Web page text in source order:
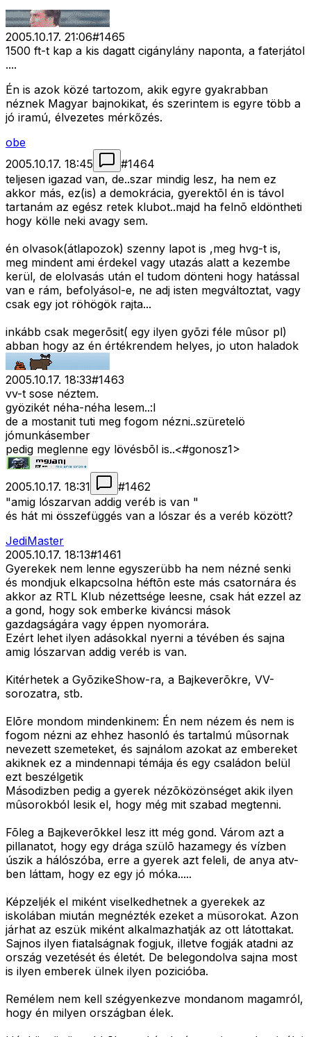
2005.10.17. 21:06#1465
1500 ft-t kap a kis dagatt cigánylány naponta, a faterjátol
....
Én is azok közé tartozom, akik egyre gyakrabban
néznek Magyar bajnokikat, és szerintem is egyre több a
jó iramú, élvezetes mérkőzés.
obe
2005.10.17. 18:45
#1464
teljesen igazad van, de..szar mindig lesz, ha nem ez
akkor más, ez(is) a demokrácia, gyerektõl én is távol
tartanám az egész retek klubot..majd ha felnõ eldöntheti
hogy kölle neki avagy sem.
én olvasok(átlapozok) szenny lapot is ,meg hvg-t is,
meg mindent ami érdekel vagy utazás alatt a kezembe
kerül, de elolvasás után el tudom dönteni hogy hatással
van e rám, befolyásol-e, ne adj isten megváltoztat, vagy
csak egy jot röhögök rajta...
inkább csak megerõsit( egy ilyen gyõzi féle mûsor pl)
abban hogy az én értékrendem helyes, jo uton haladok
2005.10.17. 18:33#1463
vv-t sose néztem.
gyözikét néha-néha lesem..:l
de a mostanit tuti meg fogom nézni..szüretelö
jómunkásember
pedig meglenne egy lövésbõl is..<#gonosz1>
2005.10.17. 18:31 #1462
"amig lószarvan addig veréb is van "
és hát mi összefüggés van a lószar és a veréb között?
JediMaster
2005.10.17. 18:13#1461
Gyerekek nem lenne egyszerübb ha nem nézné senki
és mondjuk elkapcsolna héftõn este más csatornára és
akkor az RTL Klub nézettsége leesne, csak hát ezzel az
a gond, hogy sok emberke kiváncsi mások
gazdagságára vagy éppen nyomorára.
Ezért lehet ilyen adásokkal nyerni a tévében és sajna
amig lószarvan addig veréb is van.
Kitérhetek a GyõzikeShow-ra, a Bajkeverõkre, VV-
sorozatra, stb.
Elõre mondom mindenkinem: Én nem nézem és nem is
fogom nézni az ehhez hasonló és tartalmú mûsornak
nevezett szemeteket, és sajnálom azokat az embereket
akiknek ez a mindennapi témája és egy családon belül
ezt beszélgetik
Másodizben pedig a gyerek nézõközönséget akik ilyen
mûsorokból lesik el, hogy még mit szabad megtenni.
Fõleg a Bajkeverõkkel lesz itt még gond. Várom azt a
pillanatot, hogy egy drága szülõ hazamegy és vízben
úszik a hálószóba, erre a gyerek azt feleli, de anya atv-
ben láttam, hogy ez egy jó móka.....
Képzeljék el miként viselkedhetnek a gyerekek az
iskolában miután megnézték ezeket a müsorokat. Azon
járhat az eszük miként alkalmazhatják az ott látottakat.
Sajnos ilyen fiatalságnak fogjuk, illetve fogják atadni az
ország vezetését és életét. De belegondolva sajna most
is ilyen emberek ülnek ilyen pozicióba.
Remélem nem kell szégyenkezve mondanom magamról,
hogy én milyen országban élek.